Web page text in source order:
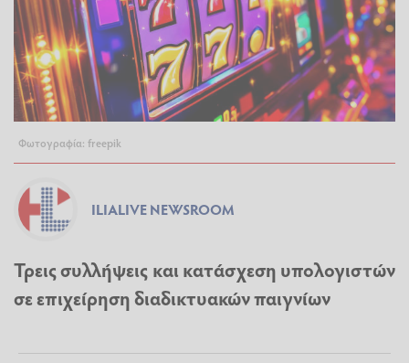
Φωτογραφία: freepik
ILIALIVE NEWSROOM
Τρεις συλλήψεις και κατάσχεση υπολογιστών
σε επιχείρηση διαδικτυακών παιγνίων